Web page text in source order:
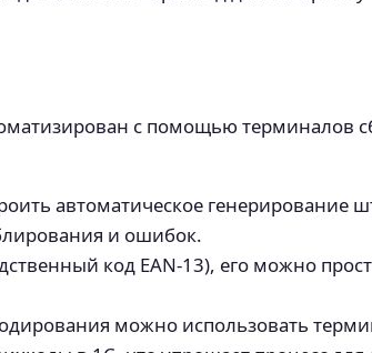
с помощью терминалов
автоматическое генерирование
и ошибок.
код EAN-13), его можно
можно использовать